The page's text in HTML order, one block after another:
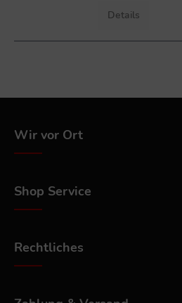
Details
Wir vor Ort
Shop Service
Rechtliches